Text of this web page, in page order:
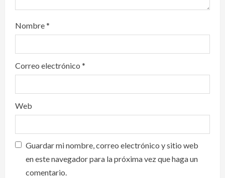
Nombre*
Correo electrónico *
Web
Guardar mi nombre, correo electrónico y sitio web
en este navegador para la próxima vez que haga un
comentario.